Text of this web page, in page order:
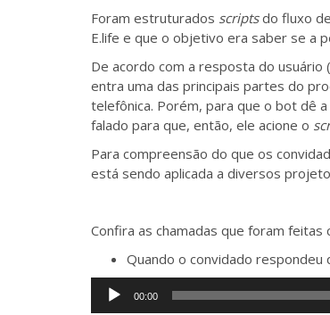
Foram estruturados scriptsdo fluxo de
E.life e que o objetivo era saber se a
De acordo com a resposta do
entra uma das principais partes do
telefônica. Porém, para que o bot dê
falado para que, então, ele acione o
Para compreensão do que os
está sendo aplicada a diversos
Confira as chamadas que foram feitas
Quando o convidado
Tocador
00:00